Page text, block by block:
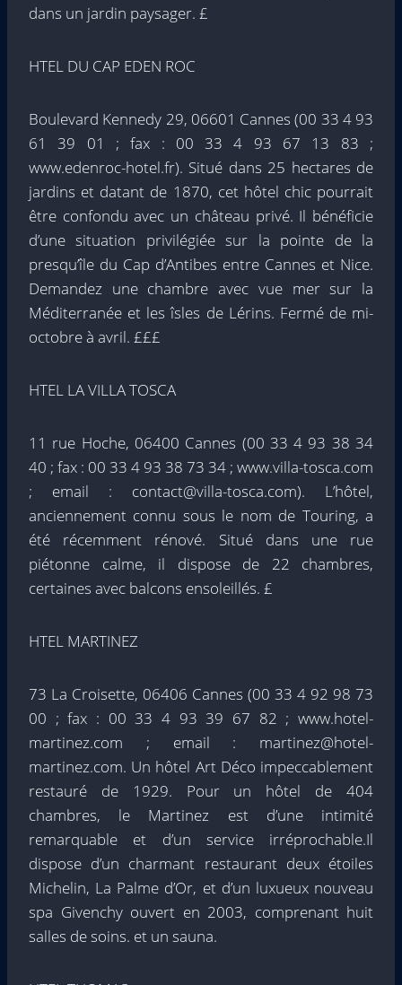
dans un jardin paysager. £
HTEL DU CAP EDEN ROC
Boulevard Kennedy 29, 06601 Cannes (00 33 4 93
61 39 01 ; fax : 00 33 4 93 67 13 83 ;
www.edenroc-hotel.fr). Situé dans 25 hectares de
jardins et datant de 1870, cet hôtel chic pourrait
être confondu avec un château privé. Il bénéficie
d’une situation privilégiée sur la pointe de la
presqu’île du Cap d’Antibes entre Cannes et Nice.
Demandez une chambre avec vue mer sur la
Méditerranée et les îsles de Lérins. Fermé de mi-
octobre à avril. £££
HTEL LA VILLA TOSCA
11 rue Hoche, 06400 Cannes (00 33 4 93 38 34
40 ; fax : 00 33 4 93 38 73 34 ; www.villa-tosca.com
; email : contact@villa-tosca.com). L’hôtel,
anciennement connu sous le nom de Touring, a
été récemment rénové. Situé dans une rue
piétonne calme, il dispose de 22 chambres,
certaines avec balcons ensoleillés. £
HTEL MARTINEZ
73 La Croisette, 06406 Cannes (00 33 4 92 98 73
00 ; fax : 00 33 4 93 39 67 82 ; www.hotel-
martinez.com ; email : martinez@hotel-
martinez.com. Un hôtel Art Déco impeccablement
restauré de 1929. Pour un hôtel de 404
chambres, le Martinez est d’une intimité
remarquable et d’un service irréprochable.Il
dispose d’un charmant restaurant deux étoiles
Michelin, La Palme d’Or, et d’un luxueux nouveau
spa Givenchy ouvert en 2003, comprenant huit
salles de soins. et un sauna.